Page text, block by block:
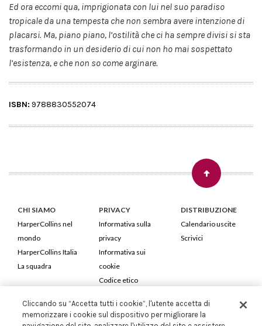
Ed ora eccomi qua, imprigionata con lui nel suo paradiso
tropicale da una tempesta che non sembra avere intenzione di
placarsi. Ma, piano piano, l’ostilità che ci ha sempre divisi si sta
trasformando in un desiderio di cui non ho mai sospettato
l’esistenza, e che non so come arginare.
ISBN: 9788830552074
CHI SIAMO
HarperCollins nel
mondo
HarperCollins Italia
La squadra
PRIVACY
Informativa sulla
privacy
Informativa sui
cookie
Codice etico
DISTRIBUZIONE
Calendario uscite
Scrivici
HarperCollins Italia S.p.A. Viale Monte Nero, 84 - 20135 Milano
Cod. Fiscale e P.IVA 05946780151 - Capitale Sociale 258.250 €
Cliccando su “Accetta tutti i cookie”, l'utente accetta di
memorizzare i cookie sul dispositivo per migliorare la